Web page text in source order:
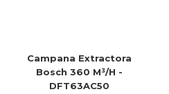
Campana Extractora
Bosch 360 M³/h -
DFT63AC50